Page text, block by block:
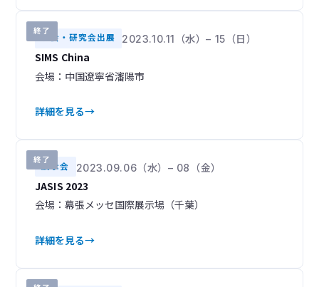
終了
学会・研究会出展 2023.10.11（水）– 15（日）
SIMS China
会場：中国遼寧省瀋陽市
詳細を見る
終了
展示会 2023.09.06（水）– 08（金）
JASIS 2023
会場：幕張メッセ国際展示場（千葉）
詳細を見る